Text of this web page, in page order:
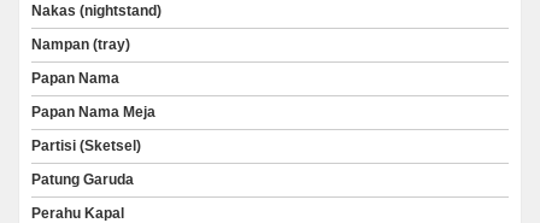
Nakas (nightstand)
Nampan (tray)
Papan Nama
Papan Nama Meja
Partisi (Sketsel)
Patung Garuda
Perahu Kapal